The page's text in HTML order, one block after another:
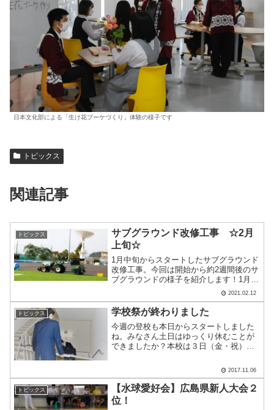
日本文化部による「生け花ブーケづくり」体験の様子です
トピックス
関連記事
トピックス
サブグラウンド改修工事 ☆2月
上旬☆
1月中旬からスタートしたサブグラウンド
改修工事。今回は開始から約2週間後のサ
ブグラウンドの様子を紹介します！1月末
にはロングパイル人工芝の撤去が終了✽2
月からはロングパイル人工芝の新設で
す！ロゴマークを入れる作業も同時進行
✽だんだんと緑色に.....
2021.02.12
トピックス 学校祭が終わりました
今週の登校も本日からスタートしました
ね。みなさん土日はゆっくり休むことが
できましたか？本校は３日（金・祝）に
１時間目は...復旧作業✽ 自分たちの教室
を元の状態に戻します。みなさん学校祭
が楽しかったようで.....
2017.11.06
トピックス
【水球愛好会】広島県新人大会２
位！